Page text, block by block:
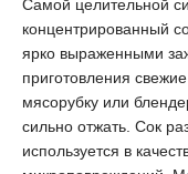
Самой целительной
концентрированный
ярко выраженными
приготовления
мясорубку или
сильно отжать. Сок
используется в